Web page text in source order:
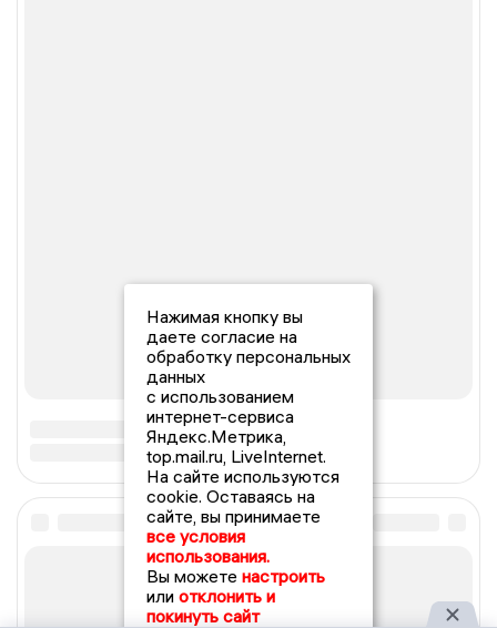
Нажимая кнопку вы
даете согласие на
обработку персональных
данных
с использованием
интернет-сервиса
Яндекс.Метрика,
top.mail.ru, LiveInternet.
На сайте используются
cookie. Оставаясь на
сайте, вы принимаете
все условия
использования.
Вы можете настроить
или отклонить и
покинуть сайт